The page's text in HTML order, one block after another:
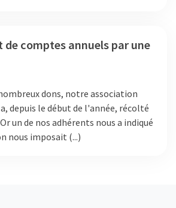
de comptes annuels par une
dons, notre association
depuis le début de l'année, récolté
un de nos adhérents nous a indiqué
nous imposait (...)